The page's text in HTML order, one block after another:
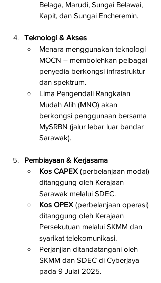
Belaga, Marudi, Sungai Belawai,
Kapit, dan Sungai Encheremin.
Teknologi & Akses
Menara menggunakan teknologi
MOCN – membolehkan pelbagai
penyedia berkongsi infrastruktur
dan spektrum.
Lima Pengendali Rangkaian
Mudah Alih (MNO) akan
berkongsi penggunaan bersama
MySRBN (jalur lebar luar bandar
Sarawak).
Pembiayaan & Kerjasama
Kos CAPEX (perbelanjaan modal)
ditanggung oleh Kerajaan
Sarawak melalui SDEC.
Kos OPEX (perbelanjaan operasi)
ditanggung oleh Kerajaan
Persekutuan melalui SKMM dan
syarikat telekomunikasi.
Perjanjian ditandatangani oleh
SKMM dan SDEC di Cyberjaya
pada 9 Julai 2025.